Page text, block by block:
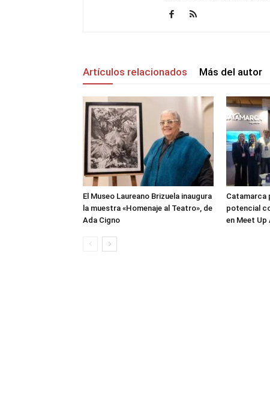
Artículos relacionados Más del autor
El Museo Laureano Brizuela inaugura
la muestra «Homenaje al Teatro», de
Ada Cigno
Catamarca
potencial
en Meet Up